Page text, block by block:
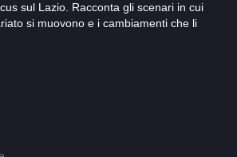
sul Lazio. Racconta gli scenari in cui
si muovono e i cambiamenti che li